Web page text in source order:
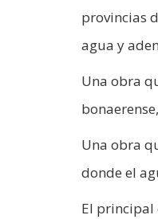
provincias
agua y
Una obra
Una obra
donde el
El principal